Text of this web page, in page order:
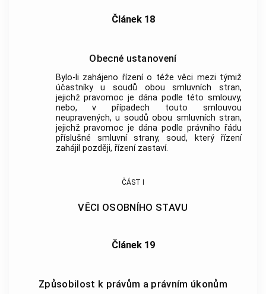
Článek 18
Obecné ustanovení
Bylo-li zahájeno řízení o téže věci mezi týmiž
účastníky u soudů obou smluvních stran,
jejichž pravomoc je dána podle této smlouvy,
nebo, v případech touto smlouvou
neupravených, u soudů obou smluvních stran,
jejichž pravomoc je dána podle právního řádu
příslušné smluvní strany, soud, který řízení
zahájil později, řízení zastaví.
ČÁST I
VĚCI OSOBNÍHO STAVU
Článek 19
Způsobilost k právům a právním úkonům